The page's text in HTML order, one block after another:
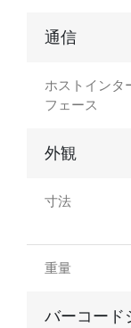
通信
ホストインタ
フェース
外観
寸法
重量
バーコード